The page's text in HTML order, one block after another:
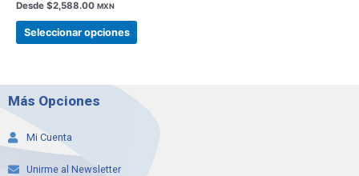
Desde $2,588.00 MXN
Seleccionar opciones
producto
Más Opciones
Mi Cuenta
Unirme al Newsletter